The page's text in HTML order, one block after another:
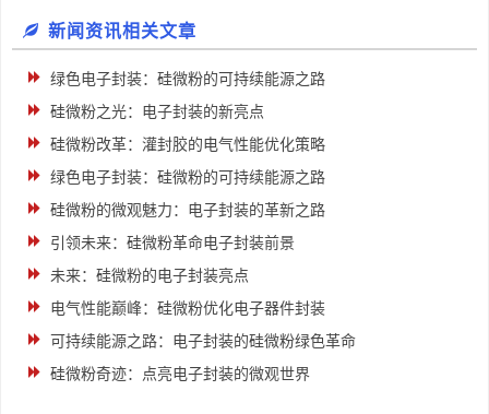
新闻资讯相关文章
绿色电子封装：硅微粉的可持续能源之路
硅微粉之光：电子封装的新亮点
硅微粉改革：灌封胶的电气性能优化策略
绿色电子封装：硅微粉的可持续能源之路
硅微粉的微观魅力：电子封装的革新之路
引领未来：硅微粉革命电子封装前景
未来：硅微粉的电子封装亮点
电气性能巅峰：硅微粉优化电子器件封装
可持续能源之路：电子封装的硅微粉绿色革命
硅微粉奇迹：点亮电子封装的微观世界